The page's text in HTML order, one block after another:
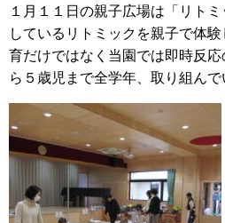
１月１１日の親子広場は「リト
しているリトミックを親子で体
育だけではなく当園では即時反
ら５歳児まで全学年、取り組んで